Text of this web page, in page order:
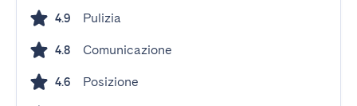
4.9 Pulizia
4.8 Comunicazione
4.6 Posizione